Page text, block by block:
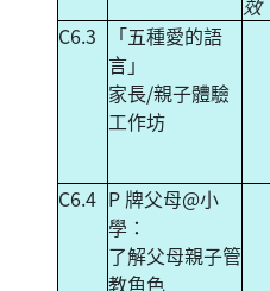
效
C6.3
「五種愛的語
言」
家長/親子體驗
工作坊
C6.4 P 牌父母@小
學：
了解父母親子管
教角色